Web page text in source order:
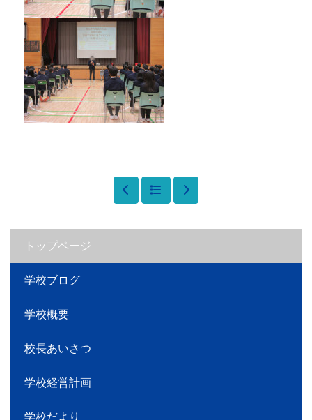
トップページ
学校ブログ